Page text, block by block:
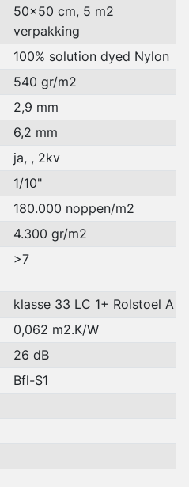
50x50 cm, 5 m2
verpakking
100% solution dyed Nylon
540 gr/m2
2,9 mm
6,2 mm
ja, , 2kv
1/10"
180.000 noppen/m2
4.300 gr/m2
>7
klasse 33 LC 1+ Rolstoel A
0,062 m2.K/W
26 dB
Bfl-S1